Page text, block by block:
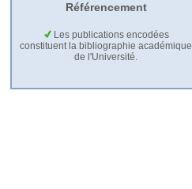
Référencement
Les publications encodées
constituent la bibliographie académique
de l'Université.